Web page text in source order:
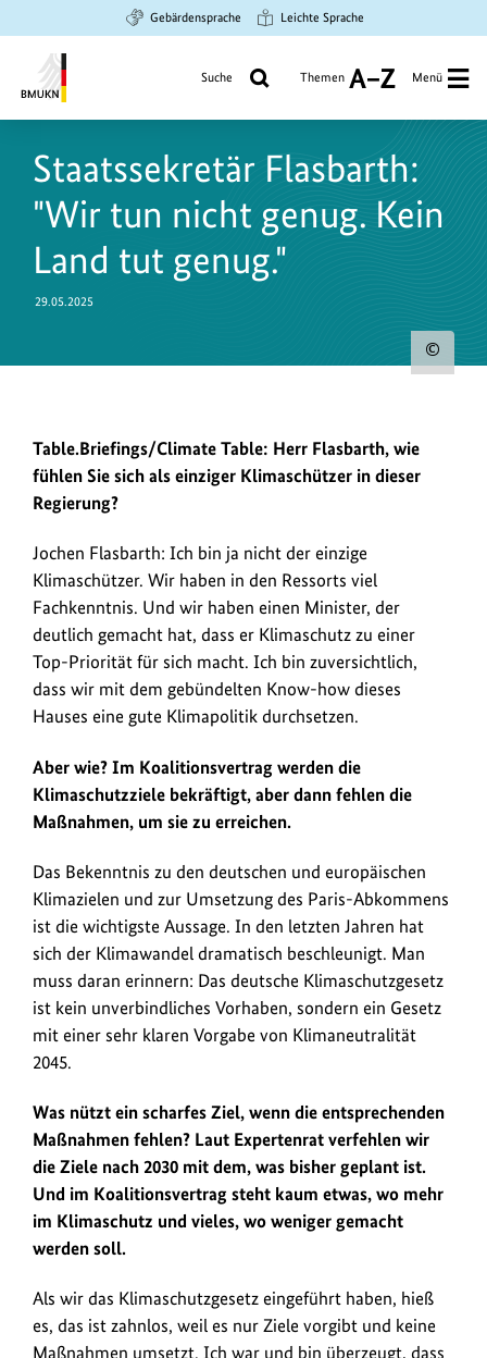
Hauptinhalt
springen
Suche
springen
Hauptnavigation
springen
Gebärdensprache Leichte Sprache
Umwelt,
Naturschutz
und
nukleare
Sicherheit
Suche Themen
A
Z
Menü
Staatssekretär Flasbarth:
"Wir tun nicht genug. Kein
Land tut genug."
29.05.2025
In
einem
Interview
Table.Briefings
spricht
Staatssekretär
Flasbarth
unter
anderem
über
Einhaltung
der
Klimaschutzziele
entsprechende
Maßnahmen,
um
die
verankerte
Klimaneutralität
zu
Table.Briefings/Climate Table: Herr Flasbarth, wie
fühlen Sie sich als einziger Klimaschützer in dieser
Regierung?
Jochen Flasbarth: Ich bin ja nicht der einzige
Klimaschützer. Wir haben in den Ressorts viel
Fachkenntnis. Und wir haben einen Minister, der
deutlich gemacht hat, dass er Klimaschutz zu einer
Top-Priorität für sich macht. Ich bin zuversichtlich,
dass wir mit dem gebündelten Know-how dieses
Hauses eine gute Klimapolitik durchsetzen.
Aber wie? Im Koalitionsvertrag werden die
Klimaschutzziele bekräftigt, aber dann fehlen die
Maßnahmen, um sie zu erreichen.
Das Bekenntnis zu den deutschen und europäischen
Klimazielen und zur Umsetzung des Paris-Abkommens
ist die wichtigste Aussage. In den letzten Jahren hat
sich der Klimawandel dramatisch beschleunigt. Man
muss daran erinnern: Das deutsche Klimaschutzgesetz
ist kein unverbindliches Vorhaben, sondern ein Gesetz
mit einer sehr klaren Vorgabe von Klimaneutralität
2045.
Was nützt ein scharfes Ziel, wenn die entsprechenden
Maßnahmen fehlen? Laut Expertenrat verfehlen wir
die Ziele nach 2030 mit dem, was bisher geplant ist.
Und im Koalitionsvertrag steht kaum etwas, wo mehr
im Klimaschutz und vieles, wo weniger gemacht
werden soll.
Als wir das Klimaschutzgesetz eingeführt haben, hieß
es, das ist zahnlos, weil es nur Ziele vorgibt und keine
Maßnahmen umsetzt. Ich war und bin überzeugt, dass